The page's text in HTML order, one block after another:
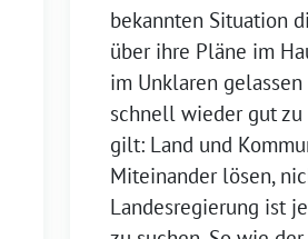
bekannten Situation
über ihre Pläne im
im Unklaren
schnell wieder gut zu
gilt: Land und
Miteinander lösen,
Landesregierung ist